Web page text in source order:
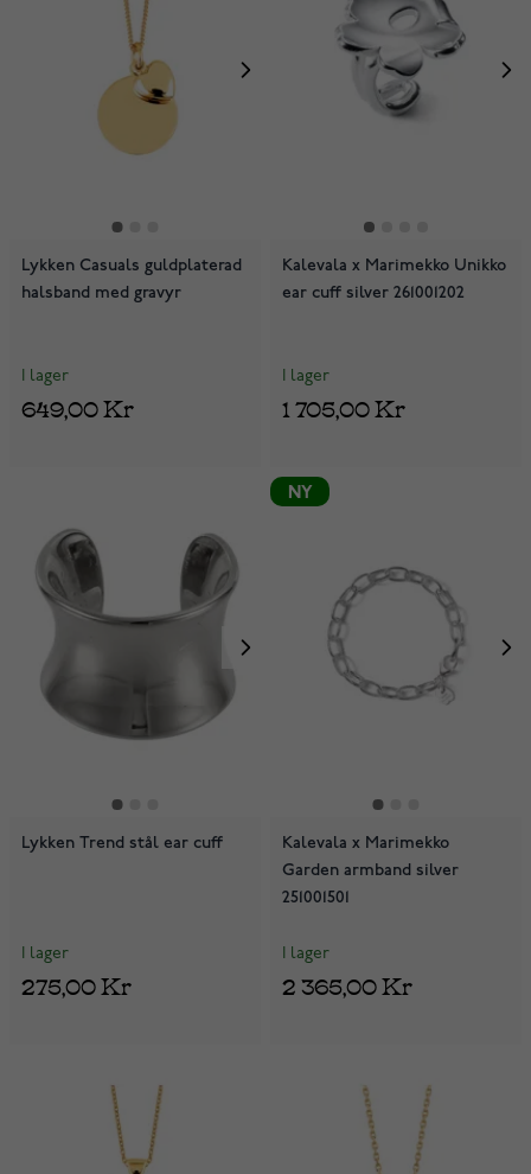
Lykken Casuals guldplaterad
halsband med gravyr
I lager
649,00 Kr
Kalevala x Marimekko Unikko
ear cuff silver 261001202
I lager
1 705,00 Kr
Lykken Trend stål ear cuff
I lager
275,00 Kr
NY
Kalevala x Marimekko
Garden armband silver
251001501
I lager
2 365,00 Kr